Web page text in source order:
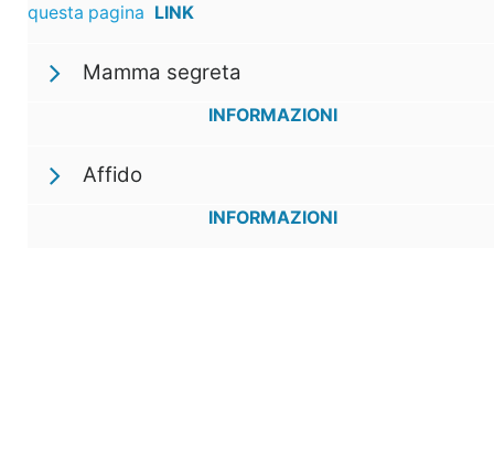
questa pagina LINK
Mamma segreta
INFORMAZIONI
Affido
INFORMAZIONI